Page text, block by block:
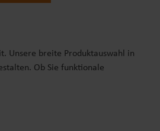
Unsere breite Produktauswahl in
Ob Sie funktionale